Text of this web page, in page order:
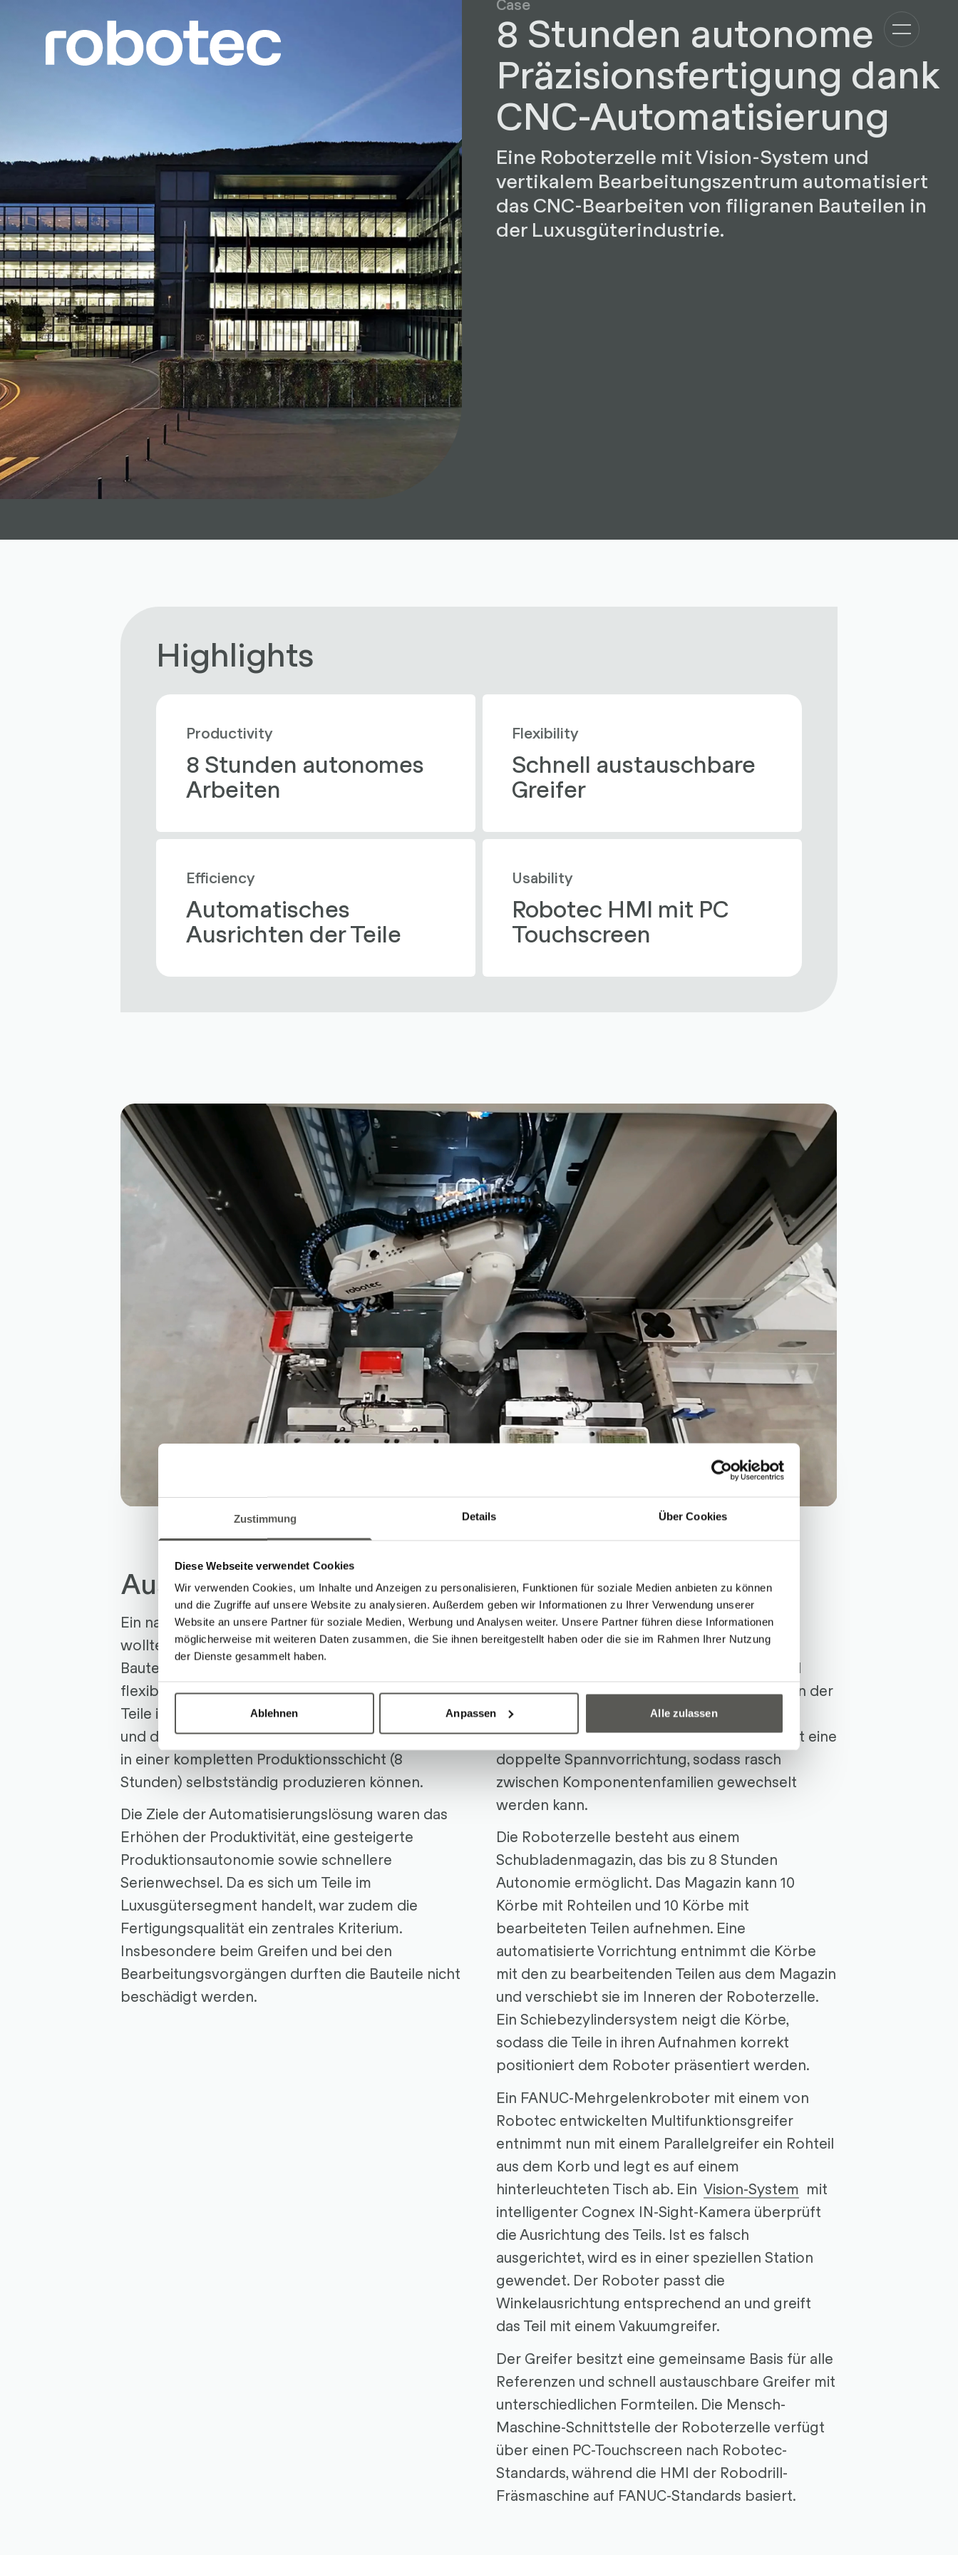
Zustimmung Details Über Cookies
Diese Webseite verwendet Cookies
Wir verwenden Cookies, um Inhalte und Anzeigen zu personalisieren, Funktionen für soziale Medien anbieten zu können
und die Zugriffe auf unsere Website zu analysieren. Außerdem geben wir Informationen zu Ihrer Verwendung unserer
Website an unsere Partner für soziale Medien, Werbung und Analysen weiter. Unsere Partner führen diese Informationen
möglicherweise mit weiteren Daten zusammen, die Sie ihnen bereitgestellt haben oder die sie im Rahmen Ihrer Nutzung
der Dienste gesammelt haben.
Ablehnen Anpassen Alle zulassen
Case
8 Stunden autonome
Präzisionsfertigung dank
CNC-Automatisierung
Eine Roboterzelle mit Vision-System und
vertikalem Bearbeitungszentrum automatisiert
das CNC-Bearbeiten von filigranen Bauteilen in
der Luxusgüterindustrie.
Highlights
Productivity
8 Stunden autonomes
Arbeiten
Flexibility
Schnell austauschbare
Greifer
Efficiency
Automatisches
Ausrichten der Teile
Usability
Robotec HMI mit PC
Touchscreen
Ausgangslage & Ziele
Ein namhafter Kunde aus der Luxusgüterindustrie
wollte die CNC-Bearbeitung von bestimmten
Bauteilen automatisieren. Gesucht war eine
flexible und präzise Lösung, die unterschiedliche
Teile in mittleren und grossen Serien bearbeitet –
und dies komplett autonom: So sollte die Anlage
in einer kompletten Produktionsschicht (8
Stunden) selbstständig produzieren können.
Die Ziele der Automatisierungslösung waren das
Erhöhen der Produktivität, eine gesteigerte
Produktionsautonomie sowie schnellere
Serienwechsel. Da es sich um Teile im
Luxusgütersegment handelt, war zudem die
Fertigungsqualität ein zentrales Kriterium.
Insbesondere beim Greifen und bei den
Bearbeitungsvorgängen durften die Bauteile nicht
beschädigt werden.
Die Lösung
Die Roboteranlage besteht aus zwei
Hauptelementen: einem vertikalen CNC-
Bearbeitungszentrum (FANUC Robodrill) und
einerRobotec Roboterzelle, die das Beladen der
Rohteile und das Entladen der fertigen Teile
sicherstellt. Das Bearbeitungszentrum besitzt eine
doppelte Spannvorrichtung, sodass rasch
zwischen Komponentenfamilien gewechselt
werden kann.
Die Roboterzelle besteht aus einem
Schubladenmagazin, das bis zu 8 Stunden
Autonomie ermöglicht. Das Magazin kann 10
Körbe mit Rohteilen und 10 Körbe mit
bearbeiteten Teilen aufnehmen. Eine
automatisierte Vorrichtung entnimmt die Körbe
mit den zu bearbeitenden Teilen aus dem Magazin
und verschiebt sie im Inneren der Roboterzelle.
Ein Schiebezylindersystem neigt die Körbe,
sodass die Teile in ihren Aufnahmen korrekt
positioniert dem Roboter präsentiert werden.
Ein FANUC-Mehrgelenkroboter mit einem von
Robotec entwickelten Multifunktionsgreifer
entnimmt nun mit einem Parallelgreifer ein Rohteil
aus dem Korb und legt es auf einem
hinterleuchteten Tisch ab. EinVision-System mit
intelligenter Cognex IN-Sight-Kamera überprüft
die Ausrichtung des Teils. Ist es falsch
ausgerichtet, wird es in einer speziellen Station
gewendet. Der Roboter passt die
Winkelausrichtung entsprechend an und greift
das Teil mit einem Vakuumgreifer.
Der Greifer besitzt eine gemeinsame Basis für alle
Referenzen und schnell austauschbare Greifer mit
unterschiedlichen Formteilen. Die Mensch-
Maschine-Schnittstelle der Roboterzelle verfügt
über einen PC-Touchscreen nach Robotec-
Standards, während die HMI der Robodrill-
Fräsmaschine auf FANUC-Standards basiert.